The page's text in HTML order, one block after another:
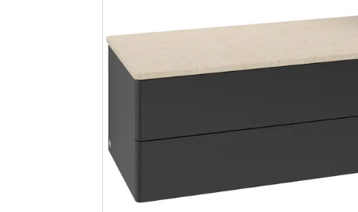
Fix-pro rørklammer
dobbel til kobberrør
10mm hvit
Nettlager
Hyper